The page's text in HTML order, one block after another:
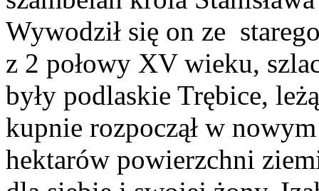
Wywodził się on ze
z 2 połowy XV wieku,
były podlaskie Trębice,
kupnie rozpoczął w
hektarów powierzchni